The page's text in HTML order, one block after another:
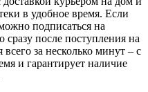
в удобное время. Если
подписаться на
сразу после поступления на
за несколько минут – с
и гарантирует наличие